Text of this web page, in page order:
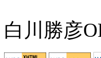
白川勝彦